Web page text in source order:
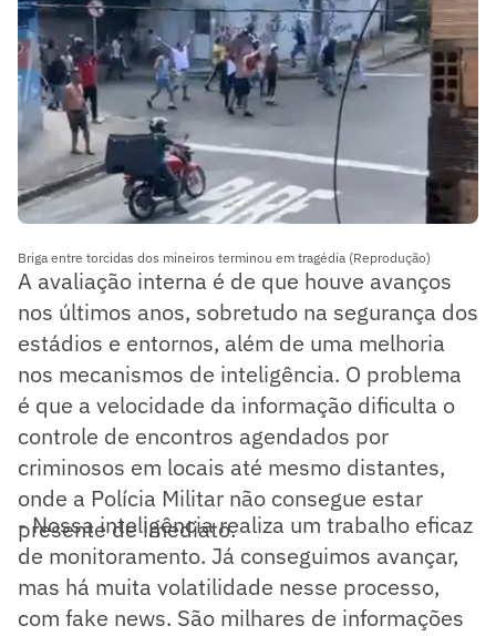
Briga entre torcidas dos mineiros terminou em tragédia (Reprodução)
A avaliação interna é de que houve avanços
nos últimos anos, sobretudo na segurança dos
estádios e entornos, além de uma melhoria
nos mecanismos de inteligência. O problema
é que a velocidade da informação dificulta o
controle de encontros agendados por
criminosos em locais até mesmo distantes,
onde a Polícia Militar não consegue estar
presente de imediato.
- Nossa inteligência realiza um trabalho eficaz
de monitoramento. Já conseguimos avançar,
mas há muita volatilidade nesse processo,
com fake news. São milhares de informações